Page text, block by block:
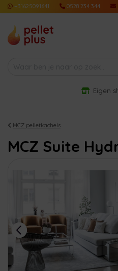
+31625091641 0528 234 344
Eigen
MCZ pelletkachels
MCZ Suite